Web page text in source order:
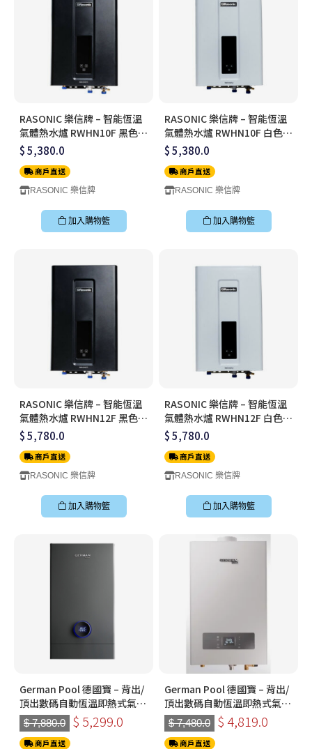
RASONIC 樂信牌 – 智能恆溫
氣體熱水爐 RWHN10F 黑色
(煤氣 TG)
$ 5,380.0
商戶直送
RASONIC 樂信牌
加入購物籃
RASONIC 樂信牌 – 智能恆溫
氣體熱水爐 RWHN10F 白色
(煤氣 TG)
$ 5,380.0
商戶直送
RASONIC 樂信牌
加入購物籃
RASONIC 樂信牌 – 智能恆溫
氣體熱水爐 RWHN12F 黑色
(煤氣 TG)
$ 5,780.0
商戶直送
RASONIC 樂信牌
加入購物籃
RASONIC 樂信牌 – 智能恆溫
氣體熱水爐 RWHN12F 白色
(煤氣 TG)
$ 5,780.0
商戶直送
RASONIC 樂信牌
加入購物籃
German Pool 德國寶 – 背出/
頂出數碼自動恆溫即熱式氣體
熱水器 GPS413-TG (B/U)
(13L黑色) (煤氣)
$ 7,880.0 $ 5,299.0
商戶直送
German Pool 德國寶 – 背出/
頂出數碼自動恆溫即熱式氣體
熱水器 GPS313-TG (B/U)(煤
氣)
$ 7,480.0 $ 4,819.0
商戶直送